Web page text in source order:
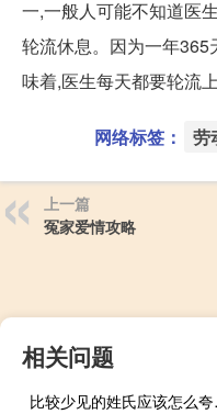
一,一般人可能不知道医
轮流休息。因为一年
味着,医生每天都要轮流
网络标签： 劳
上一篇
冤家爱情攻略
相关问题
比较